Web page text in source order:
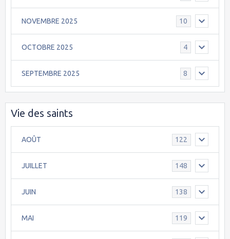
NOVEMBRE 2025 10
OCTOBRE 2025 4
SEPTEMBRE 2025 8
Vie des saints
AOÛT 122
JUILLET 148
JUIN 138
MAI 119